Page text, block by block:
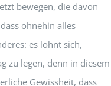
bewegen, die davon
ohnehin alles
es lohnt sich,
zu legen, denn in diesem
Gewissheit, dass